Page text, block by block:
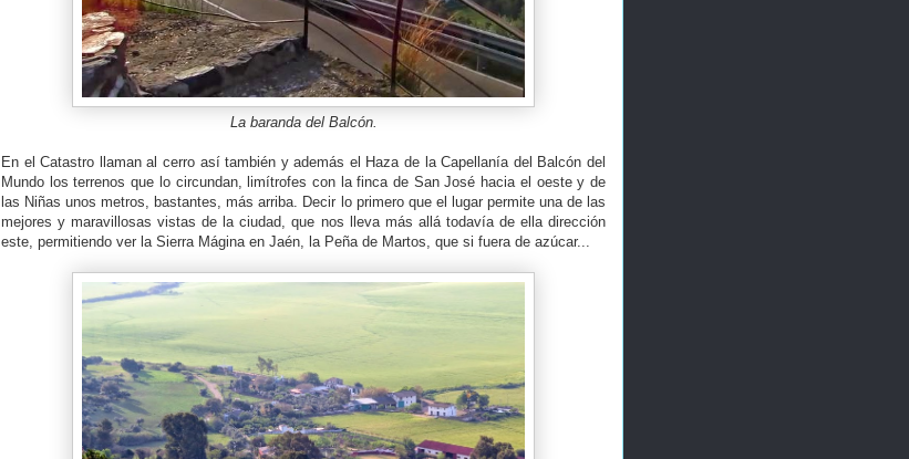
La baranda del Balcón.
En el Catastro llaman al cerro así también y además el Haza de la Capellanía del Balcón del
Mundo los terrenos que lo circundan, limítrofes con la finca de San José hacia el oeste y de
las Niñas unos metros, bastantes, más arriba. Decir lo primero que el lugar permite una de las
mejores y maravillosas vistas de la ciudad, que nos lleva más allá todavía de ella dirección
este, permitiendo ver la Sierra Mágina en Jaén, la Peña de Martos, que si fuera de azúcar...